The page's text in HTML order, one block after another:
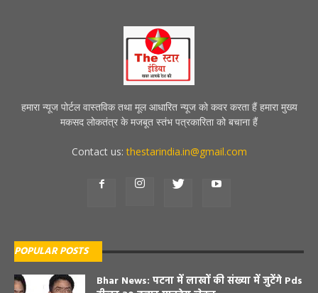
हमारा न्यूज पोर्टल वास्तविक तथा मूल आधारित न्यूज को कवर करता हैं हमारा मुख्य
मकसद लोकतंत्र के मजबूत स्तंभ पत्रकारिता को बचाना हैं
Contact us:thestarindia.in@gmail.com
POPULAR POSTS
Bhar News: पटना में लाखों की संख्या में जुटेंगे Pds